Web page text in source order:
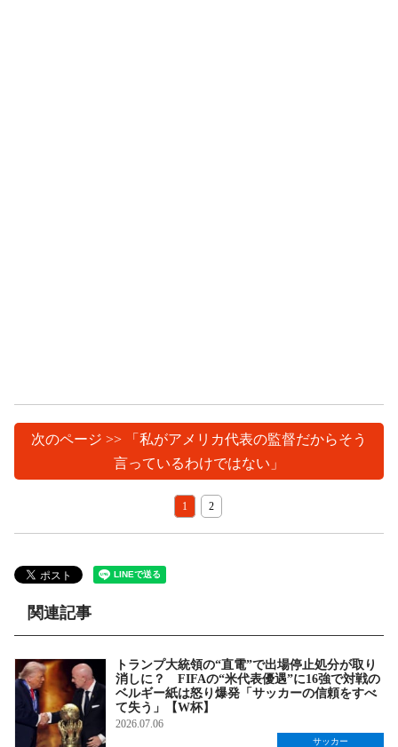
次のページ >> 「私がアメリカ代表の監督だからそう
言っているわけではない」
1 2
関連記事
トランプ大統領の“直電”で出場停止処分が取り
消しに？ FIFAの“米代表優遇”に16強で対戦の
ベルギー紙は怒り爆発「サッカーの信頼をすべ
て失う」【W杯】
2026.07.06
サッカー